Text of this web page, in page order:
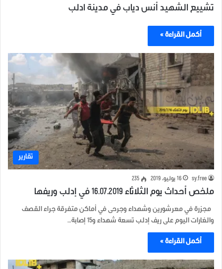
تشييع الشهيد أنس دياب في مدينة ادلب
أكمل القراءة »
تقارير
sy.free 16 يوليو، 2019 235
ملخص أحداث يوم الثلاثاء 16.07.2019 في إدلب وريفها
مجزرة في معرشورين وشهداء وجرحى في أماكن متفرقة جراء القصف
والغارات اليوم على ريف إدلب تسعة شهداء و15 إصابة…
أكمل القراءة »